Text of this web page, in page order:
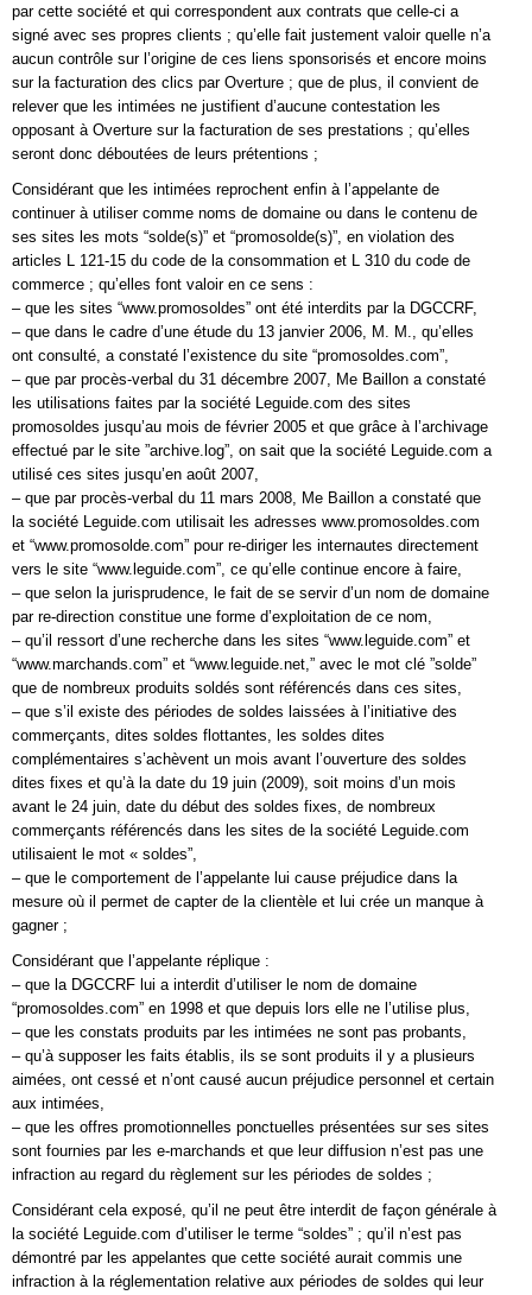
par cette société et qui correspondent aux contrats que celle-ci a
signé avec ses propres clients ; qu’elle fait justement valoir quelle n’a
aucun contrôle sur l’origine de ces liens sponsorisés et encore moins
sur la facturation des clics par Overture ; que de plus, il convient de
relever que les intimées ne justifient d’aucune contestation les
opposant à Overture sur la facturation de ses prestations ; qu’elles
seront donc déboutées de leurs prétentions ;
Considérant que les intimées reprochent enfin à l’appelante de
continuer à utiliser comme noms de domaine ou dans le contenu de
ses sites les mots “solde(s)” et “promosolde(s)”, en violation des
articles L 121-15 du code de la consommation et L 310 du code de
commerce ; qu’elles font valoir en ce sens :
– que les sites “www.promosoldes” ont été interdits par la DGCCRF,
– que dans le cadre d’une étude du 13 janvier 2006, M. M., qu’elles
ont consulté, a constaté l’existence du site “promosoldes.com”,
– que par procès-verbal du 31 décembre 2007, Me Baillon a constaté
les utilisations faites par la société Leguide.com des sites
promosoldes jusqu’au mois de février 2005 et que grâce à l’archivage
effectué par le site ”archive.log”, on sait que la société Leguide.com a
utilisé ces sites jusqu’en août 2007,
– que par procès-verbal du 11 mars 2008, Me Baillon a constaté que
la société Leguide.com utilisait les adresses www.promosoldes.com
et “www.promosolde.com” pour re-diriger les internautes directement
vers le site “www.leguide.com”, ce qu’elle continue encore à faire,
– que selon la jurisprudence, le fait de se servir d’un nom de domaine
par re-direction constitue une forme d’exploitation de ce nom,
– qu’il ressort d’une recherche dans les sites “www.leguide.com” et
“www.marchands.com” et “www.leguide.net,” avec le mot clé ”solde”
que de nombreux produits soldés sont référencés dans ces sites,
– que s’il existe des périodes de soldes laissées à l’initiative des
commerçants, dites soldes flottantes, les soldes dites
complémentaires s’achèvent un mois avant l’ouverture des soldes
dites fixes et qu’à la date du 19 juin (2009), soit moins d’un mois
avant le 24 juin, date du début des soldes fixes, de nombreux
commerçants référencés dans les sites de la société Leguide.com
utilisaient le mot « soldes”,
– que le comportement de l’appelante lui cause préjudice dans la
mesure où il permet de capter de la clientèle et lui crée un manque à
gagner ;
Considérant que l’appelante réplique :
– que la DGCCRF lui a interdit d’utiliser le nom de domaine
“promosoldes.com” en 1998 et que depuis lors elle ne l’utilise plus,
– que les constats produits par les intimées ne sont pas probants,
– qu’à supposer les faits établis, ils se sont produits il y a plusieurs
aimées, ont cessé et n’ont causé aucun préjudice personnel et certain
aux intimées,
– que les offres promotionnelles ponctuelles présentées sur ses sites
sont fournies par les e-marchands et que leur diffusion n’est pas une
infraction au regard du règlement sur les périodes de soldes ;
Considérant cela exposé, qu’il ne peut être interdit de façon générale à
la société Leguide.com d’utiliser le terme “soldes” ; qu’il n’est pas
démontré par les appelantes que cette société aurait commis une
infraction à la réglementation relative aux périodes de soldes qui leur